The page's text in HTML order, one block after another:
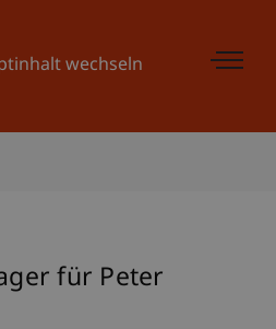
wechseln
für Peter